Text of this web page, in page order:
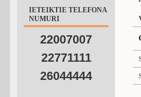
IETEIKTIE TELEFONA
NUMURI
22007007
22771111
26044444